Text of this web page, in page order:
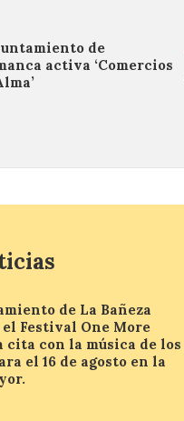
de
activa ‘Comercios
de La Bañeza
Festival One More
cita con la música de los
el 16 de agosto en la